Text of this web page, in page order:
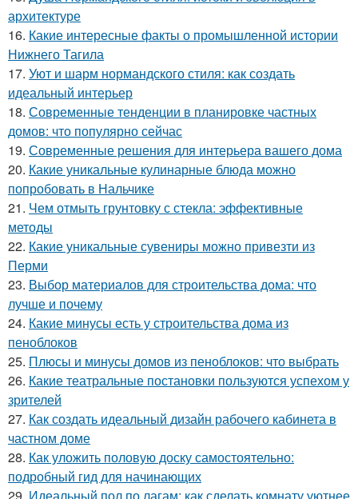
архитектуре
16. Какие интересные факты о промышленной истории
Нижнего Тагила
17. Уют и шарм нормандского стиля: как создать
идеальный интерьер
18. Современные тенденции в планировке частных
домов: что популярно сейчас
19. Современные решения для интерьера вашего дома
20. Какие уникальные кулинарные блюда можно
попробовать в Нальчике
21. Чем отмыть грунтовку с стекла: эффективные
методы
22. Какие уникальные сувениры можно привезти из
Перми
23. Выбор материалов для строительства дома: что
лучше и почему
24. Какие минусы есть у строительства дома из
пеноблоков
25. Плюсы и минусы домов из пеноблоков: что выбрать
26. Какие театральные постановки пользуются успехом у
зрителей
27. Как создать идеальный дизайн рабочего кабинета в
частном доме
28. Как уложить половую доску самостоятельно:
подробный гид для начинающих